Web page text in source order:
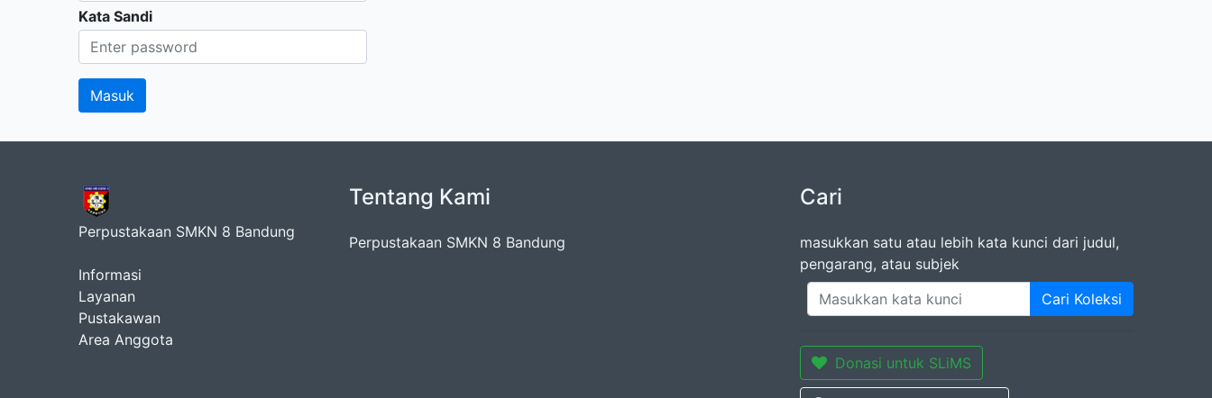
Kata Sandi
Perpustakaan SMKN 8 Bandung
Informasi
Layanan
Pustakawan
Area Anggota
Tentang Kami
Perpustakaan SMKN 8 Bandung
Cari
masukkan satu atau lebih kata kunci dari judul,
pengarang, atau subjek
Cari Koleksi
Donasi untuk SLiMS